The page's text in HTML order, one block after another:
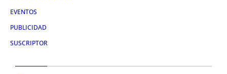
EVENTOS
PUBLICIDAD
SUSCRIPTOR